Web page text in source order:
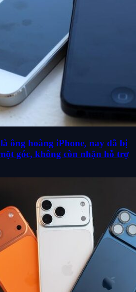
ông hoàng iPhone, nay đã bị
góc, không còn nhận hỗ trợ